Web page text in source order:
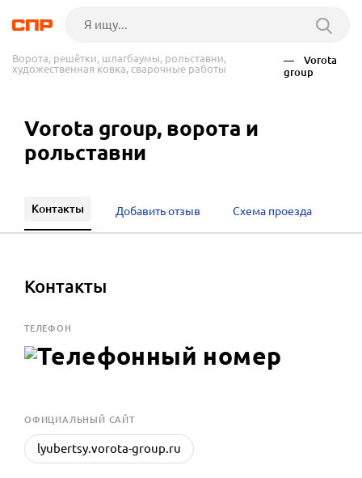
Ворота, решётки, шлагбаумы, рольставни,
художественная ковка, сварочные работы
— Vorota
group
Vorota group, ворота и
рольставни
Контакты Добавить отзыв Схема проезда
Контакты
ТЕЛЕФОН
OФИЦИАЛЬНЫЙ САЙТ
lyubertsy.vorota-group.ru